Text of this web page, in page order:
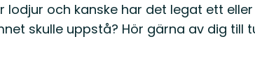
lodjur och kanske har det legat ett
skulle uppstå? Hör gärna av dig till